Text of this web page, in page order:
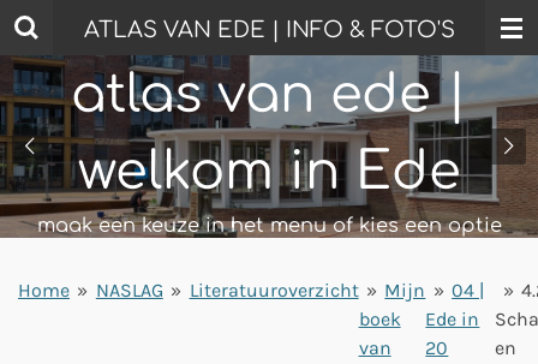
Ga
direct
naar
de
hoofdinhoud
ATLAS VAN EDE | INFO & FOTO'S
atlas van ede |
welkom in Ede
maak een keuze in het menu of kies een optie
Home » NASLAG » Literatuuroverzicht » Mijn
boek
van
» 04 |
Ede in
20
»
en